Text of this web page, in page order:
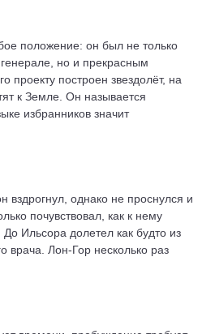
положение: он был не только
но и прекрасным
проекту построен звездолёт, на
к Земле. Он называется
избранников значит
вздрогнул, однако не проснулся и
почувствовал, как к нему
Ильсора долетел как будто из
врача. Лон-Гор несколько раз